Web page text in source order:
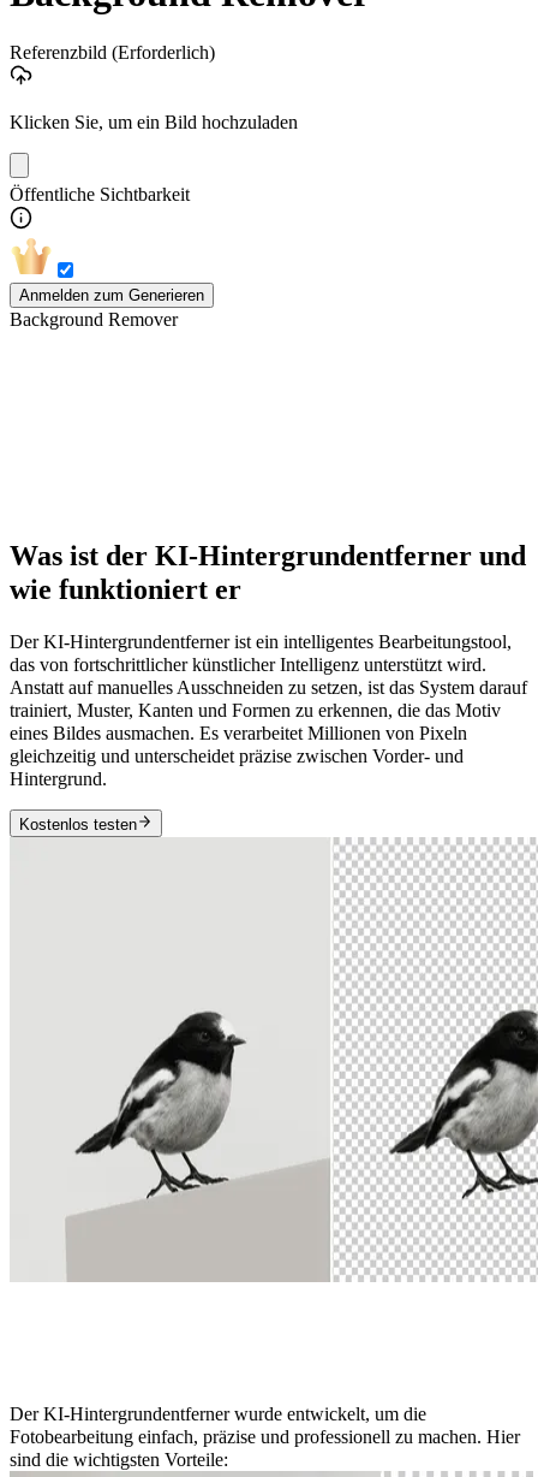
Referenzbild (Erforderlich)
Klicken Sie, um ein Bild hochzuladen
Öffentliche Sichtbarkeit
Anmelden zum Generieren
Background Remover
Was ist der KI-Hintergrundentferner und
wie funktioniert er
Der KI-Hintergrundentferner ist ein intelligentes Bearbeitungstool,
das von fortschrittlicher künstlicher Intelligenz unterstützt wird.
Anstatt auf manuelles Ausschneiden zu setzen, ist das System darauf
trainiert, Muster, Kanten und Formen zu erkennen, die das Motiv
eines Bildes ausmachen. Es verarbeitet Millionen von Pixeln
gleichzeitig und unterscheidet präzise zwischen Vorder- und
Hintergrund.
Kostenlos testen
Der KI-Hintergrundentferner wurde entwickelt, um die
Fotobearbeitung einfach, präzise und professionell zu machen. Hier
sind die wichtigsten Vorteile: